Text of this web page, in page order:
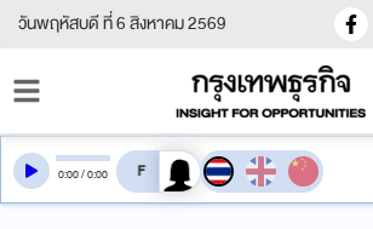
วันพฤหัสบดี ที่ 6 สิงหาคม 2569
0:00/0:00 สลับเสียงอ่าน